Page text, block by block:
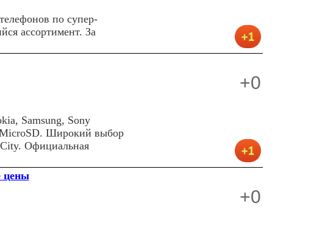
по супер-
ассортимент. За
+0
Samsung, Sony
MicroSD. Широкий выбор
Официальная
цены
+0